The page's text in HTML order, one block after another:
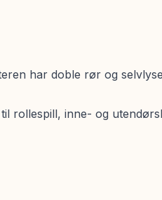
har doble rør og
rollespill, inne- og